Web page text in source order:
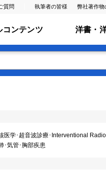
質問 執筆者の皆様 弊社著作物
コンテンツ 洋書・
医学･超音波診療･Interventional
･気管･胸部疾患